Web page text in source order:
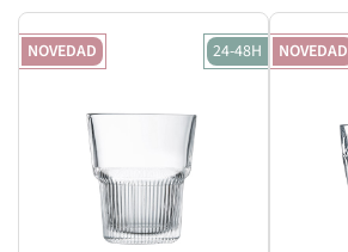
NOVEDAD 24-48H NOVEDAD